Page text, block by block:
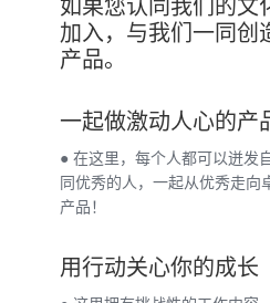
如果您认同我们的文
加入，与我们一同创
产品。
一起做激动人心的产
● 在这里，每个人都可以迸发
同优秀的人，一起从优秀走向
产品！
用行动关心你的成长